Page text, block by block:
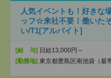
人気イベントも！好きな
ッフ☆来社不要！働いた
い/T1[アルバイト]
[給 与] 日給13,000円～
[勤務地] 東京都豊島区南池袋（最